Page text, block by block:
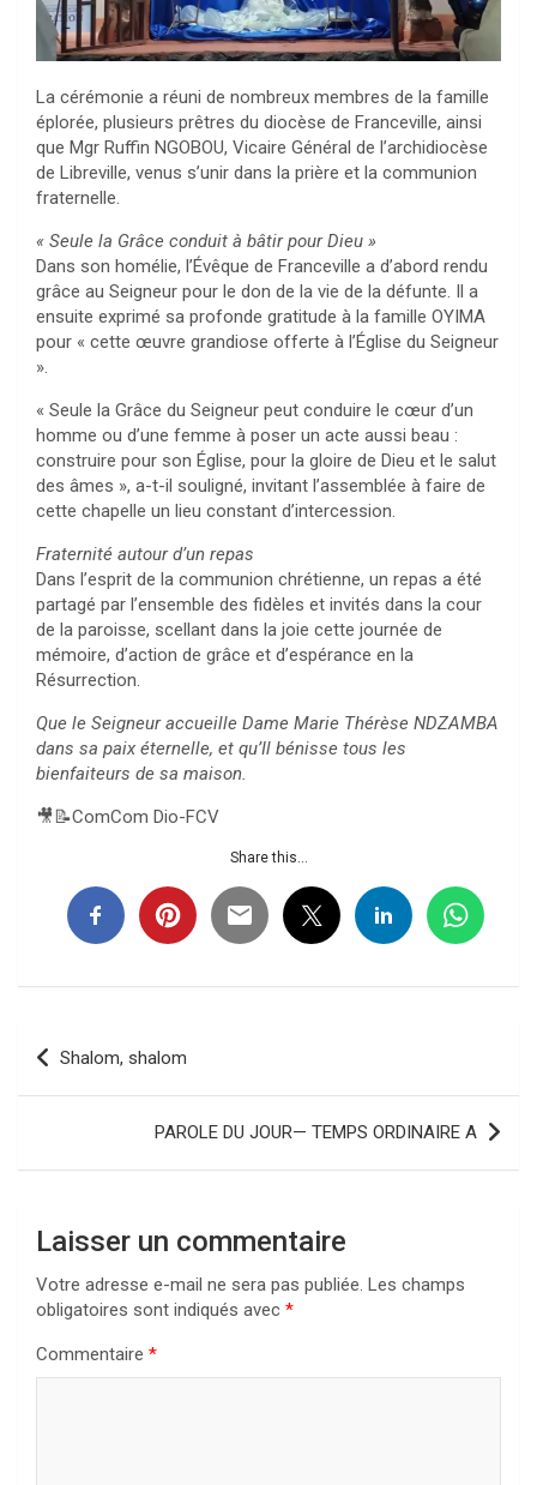
La cérémonie a réuni de nombreux membres de la famille
éplorée, plusieurs prêtres du diocèse de Franceville, ainsi
que Mgr Ruffin NGOBOU, Vicaire Général de l’archidiocèse
de Libreville, venus s’unir dans la prière et la communion
fraternelle.
« Seule la Grâce conduit à bâtir pour Dieu »
Dans son homélie, l’Évêque de Franceville a d’abord rendu
grâce au Seigneur pour le don de la vie de la défunte. Il a
ensuite exprimé sa profonde gratitude à la famille OYIMA
pour « cette œuvre grandiose offerte à l’Église du Seigneur
».
« Seule la Grâce du Seigneur peut conduire le cœur d’un
homme ou d’une femme à poser un acte aussi beau :
construire pour son Église, pour la gloire de Dieu et le salut
des âmes », a-t-il souligné, invitant l’assemblée à faire de
cette chapelle un lieu constant d’intercession.
Fraternité autour d’un repas
Dans l’esprit de la communion chrétienne, un repas a été
partagé par l’ensemble des fidèles et invités dans la cour
de la paroisse, scellant dans la joie cette journée de
mémoire, d’action de grâce et d’espérance en la
Résurrection.
Que le Seigneur accueille Dame Marie Thérèse NDZAMBA
dans sa paix éternelle, et qu’Il bénisse tous les
bienfaiteurs de sa maison.
🎥📝ComCom Dio-FCV
Share this...
Navigation
de
Shalom, shalom
PAROLE DU JOUR— TEMPS ORDINAIRE A
Laisser un commentaire
Votre adresse e-mail ne sera pas publiée. Les champs
obligatoires sont indiqués avec *
Commentaire *